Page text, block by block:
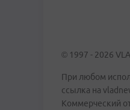
© 1997 - 2026
При любом
ссылка на
Коммерческий